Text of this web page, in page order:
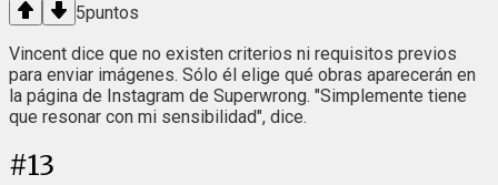
5puntos
Vincent dice que no existen criterios ni requisitos previos
para enviar imágenes. Sólo él elige qué obras aparecerán en
la página de Instagram de Superwrong. "Simplemente tiene
que resonar con mi sensibilidad", dice.
#13